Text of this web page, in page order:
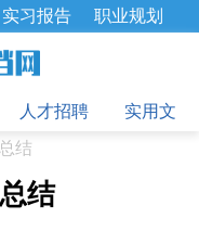
实习报告
职业规划
企业文化
人才招聘
实用文
结
结